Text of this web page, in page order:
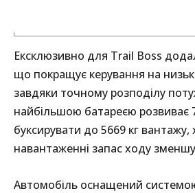
Ексклюзивно для Trail Boss
що покращує керування на
завдяки точному розподілу
найбільшою батареєю розвиває
буксирувати до 5669 кг вантажу,
навантаженні запас ходу
Автомобіль оснащений